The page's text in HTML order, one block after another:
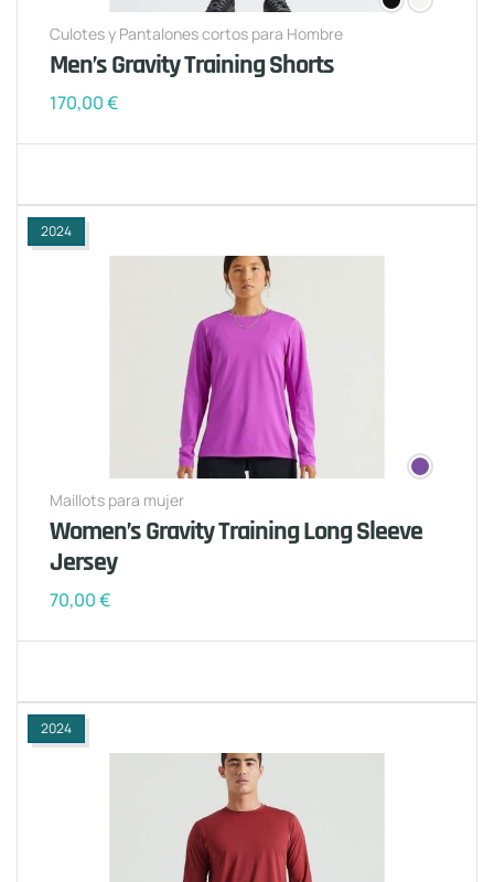
Culotes y Pantalones cortos para Hombre
Men’s Gravity Training Shorts
170,00€
2024
Maillots para mujer
Women’s Gravity Training Long Sleeve
Jersey
70,00€
2024